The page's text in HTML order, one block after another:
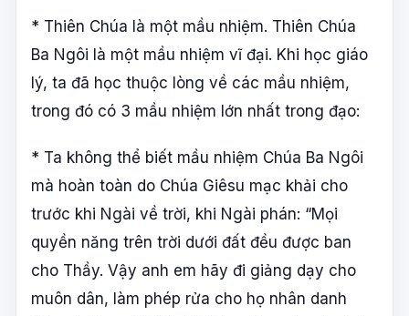
* Thiên Chúa là một mầu nhiệm. Thiên Chúa
Ba Ngôi là một mầu nhiệm vĩ đại. Khi học giáo
lý, ta đã học thuộc lòng về các mầu nhiệm,
trong đó có 3 mầu nhiệm lớn nhất trong đạo:
* Ta không thể biết mầu nhiệm Chúa Ba Ngôi
mà hoàn toàn do Chúa Giêsu mạc khải cho
trước khi Ngài về trời, khi Ngài phán: “Mọi
quyền năng trên trời dưới đất đều được ban
cho Thầy. Vậy anh em hãy đi giảng dạy cho
muôn dân, làm phép rửa cho họ nhân danh